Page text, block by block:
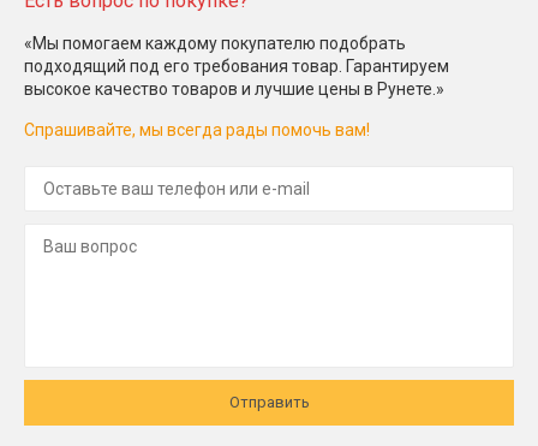
«Мы помогаем каждому покупателю подобрать
подходящий под его требования товар. Гарантируем
высокое качество товаров и лучшие цены в Рунете.»
Спрашивайте, мы всегда рады помочь вам!
Отправить